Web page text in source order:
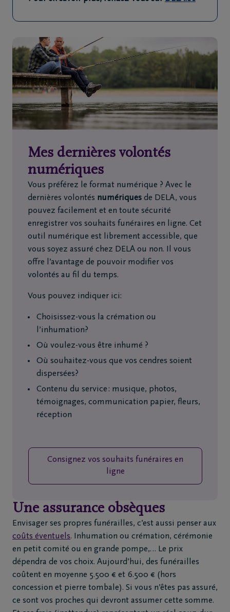
Mes dernières volontés
numériques
Vous préférez le format numérique ? Avec le
dernières volontés numériques de DELA, vous
pouvez facilement et en toute sécurité
enregistrer vos souhaits funéraires en ligne. Cet
outil numérique est librement accessible, que
vous soyez assuré chez DELA ou non. Il vous
offre l’avantage de pouvoir modifier vos
volontés au fil du temps.
Vous pouvez indiquer ici:
Choisissez-vous la crémation ou
l’inhumation?
Où voulez-vous être inhumé ?
Où souhaitez-vous que vos cendres soient
dispersées?
Contenu du service : musique, photos,
témoignages, communication papier, fleurs,
réception
Consignez vos souhaits funéraires en
ligne
Une assurance obsèques
Envisager ses propres funérailles, c’est aussi penser aux
coûts éventuels. Inhumation ou crémation, cérémonie
en petit comité ou en grande pompe,… Le prix
dépendra de vos choix. Aujourd’hui, des funérailles
coûtent en moyenne 5.500 € et 6.500 € (hors
concession et pierre tombale). Si vous n’êtes pas assuré,
ce sont vos proches qui devront assumer cette somme.